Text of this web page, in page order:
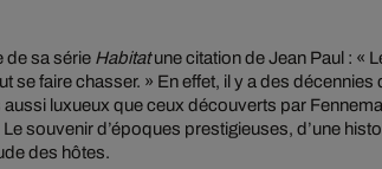
de sa série Habitatune citation de Jean Paul : «
se faire chasser. » En effet, il y a des décennies
aussi luxueux que ceux découverts par
souvenir d’époques prestigieuses, d’une
des hôtes.